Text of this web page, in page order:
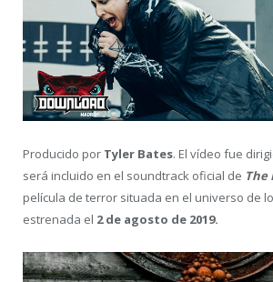
Producido por Tyler Bates. El vídeo fue
será incluido en el soundtrack oficial de The
película de terror situada en el universo de
estrenada el 2 de agosto de 2019.